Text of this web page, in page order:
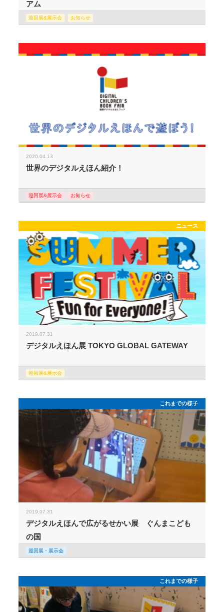
アム
巡回展&展示会 お知らせ
2020.04.13
世界のデジタルえほん紹介！
巡回展&展示会 お知らせ
ニュース
2019.07.31
デジタルえほん展 TOKYO GLOBAL GATEWAY
巡回展&展示会
これまでの様子
2019.07.31
デジタルえほんで広がるせかい展 ぐんまこども
の国
巡回展・展示会
これまでの様子